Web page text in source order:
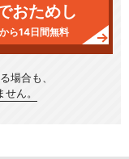
おためし
ら14日間無料
場合も、
ん。